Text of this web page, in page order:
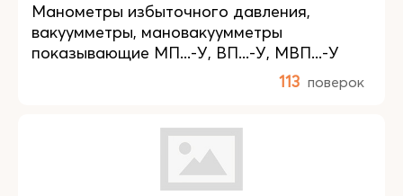
Манометры избыточного давления,
вакуумметры, мановакуумметры
показывающие МП...-У, ВП...-У, МВП...-У
113 поверок